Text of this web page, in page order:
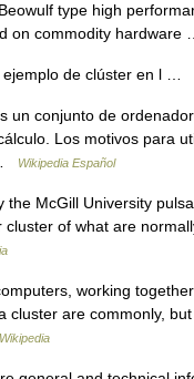
type high
on commodity
ejemplo de clúster en l …
un conjunto de
Los motivos para
Wikipedia Español
McGill University
of what are
working
are commonly, but
Wikipedia